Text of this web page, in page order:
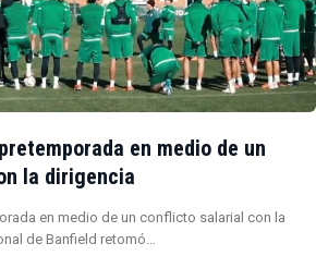
en medio de un
la dirigencia
en medio de un conflicto salarial con la
de Banfield retomó…